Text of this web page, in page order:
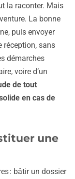
la raconter. Mais
La bonne
puis envoyer
réception, sans
démarches
voire d’un
de tout
en cas de
une
: bâtir un dossier